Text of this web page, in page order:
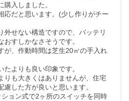
入しました。
応だと思います。(少し作りがチー
外せない構造ですので、バッテリ
すしかなさそうです。
が、作動時間は芝生20㎡の手入れ
たよりも良い印象です。
りも大きくはありませんが、住宅
した方が良いと思います。
ョン式で2ヶ所のスイッチを同時